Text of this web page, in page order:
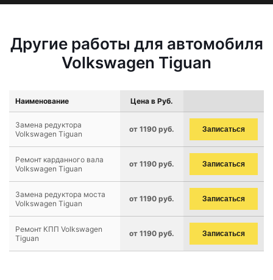
Другие работы для автомобиля
Volkswagen Tiguan
Наименование Цена в Руб.
Замена редуктора
Volkswagen Tiguan
от 1190 руб. Записаться
Ремонт карданного вала
Volkswagen Tiguan
от 1190 руб. Записаться
Замена редуктора моста
Volkswagen Tiguan
от 1190 руб. Записаться
Ремонт КПП Volkswagen
Tiguan
от 1190 руб. Записаться